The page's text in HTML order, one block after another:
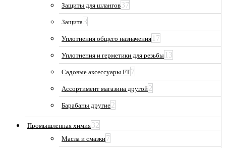
Защиты для шлангов37
Защита3
Уплотнения общего назначения 17
Уплотнения и герметики для резьбы 13
Садовые аксессуары FT7
Ассортимент магазина другой2
Барабаны другие2
Промышленная химия32
Масла и смазки7